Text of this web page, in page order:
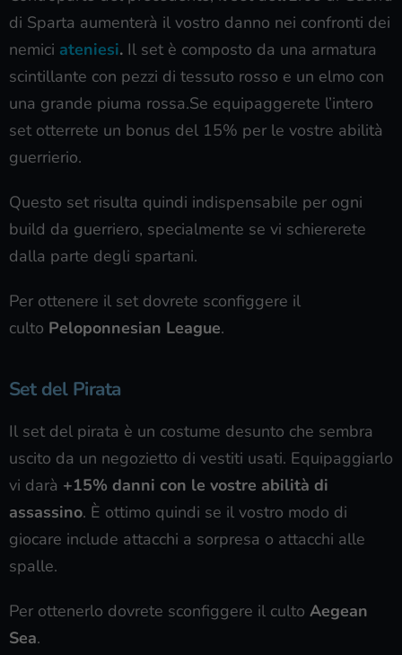
di Sparta aumenterà il vostro danno nei confronti dei
nemici ateniesi. Il set è composto da una armatura
scintillante con pezzi di tessuto rosso e un elmo con
una grande piuma rossa.Se equipaggerete l’intero
set otterrete un bonus del 15% per le vostre abilità
guerrierio.
Questo set risulta quindi indispensabile per ogni
build da guerriero, specialmente se vi schiererete
dalla parte degli spartani.
Per ottenere il set dovrete sconfiggere il
culto Peloponnesian League.
Set del Pirata
Il set del pirata è un costume desunto che sembra
uscito da un negozietto di vestiti usati. Equipaggiarlo
vi darà +15% danni con le vostre abilità di
assassino. È ottimo quindi se il vostro modo di
giocare include attacchi a sorpresa o attacchi alle
spalle.
Per ottenerlo dovrete sconfiggere il culto Aegean
Sea.